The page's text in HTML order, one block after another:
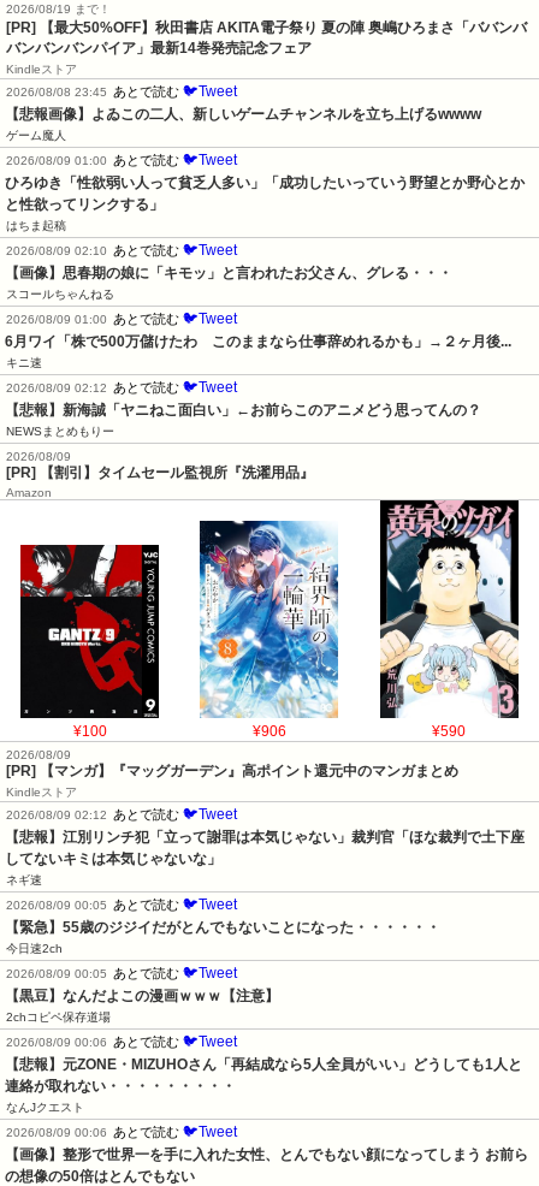
2026/08/19 まで！
[PR] 【最大50%OFF】秋田書店 AKITA電子祭り 夏の陣 奥嶋ひろまさ「ババンバ
バンバンバンパイア」最新14巻発売記念フェア
Kindleストア
2026/08/08 23:45
あとで読む 🐦Tweet
【悲報画像】よゐこの二人、新しいゲームチャンネルを立ち上げるwwww
ゲーム魔人
2026/08/09 01:00
あとで読む 🐦Tweet
ひろゆき「性欲弱い人って貧乏人多い」「成功したいっていう野望とか野心とか
と性欲ってリンクする」
はちま起稿
2026/08/09 02:10
あとで読む 🐦Tweet
【画像】思春期の娘に「キモッ」と言われたお父さん、グレる・・・
スコールちゃんねる
2026/08/09 01:00
あとで読む 🐦Tweet
6月ワイ「株で500万儲けたわ　このままなら仕事辞めれるかも」→２ヶ月後...
キニ速
2026/08/09 02:12
あとで読む 🐦Tweet
【悲報】新海誠「ヤニねこ面白い」←お前らこのアニメどう思ってんの？
NEWSまとめもりー
2026/08/09
[PR] 【割引】タイムセール監視所『洗濯用品』
Amazon
¥100 ¥906 ¥590
2026/08/09
[PR] 【マンガ】『マッグガーデン』高ポイント還元中のマンガまとめ
Kindleストア
2026/08/09 02:12
あとで読む 🐦Tweet
【悲報】江別リンチ犯「立って謝罪は本気じゃない」裁判官「ほな裁判で土下座
してないキミは本気じゃないな」
ネギ速
2026/08/09 00:05
あとで読む 🐦Tweet
【緊急】55歳のジジイだがとんでもないことになった・・・・・・
今日速2ch
2026/08/09 00:05
あとで読む 🐦Tweet
【黒豆】なんだよこの漫画ｗｗｗ【注意】
2chコピペ保存道場
2026/08/09 00:06
あとで読む 🐦Tweet
【悲報】元ZONE・MIZUHOさん「再結成なら5人全員がいい」どうしても1人と
連絡が取れない・・・・・・・・・
なんJクエスト
2026/08/09 00:06
あとで読む 🐦Tweet
【画像】整形で世界一を手に入れた女性、とんでもない顔になってしまう お前ら
の想像の50倍はとんでもない